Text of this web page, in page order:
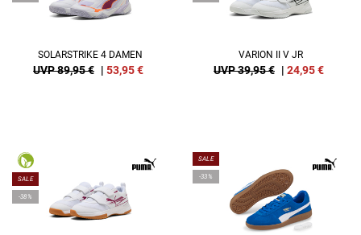
SOLARSTRIKE 4 DAMEN
UVP 89,95 € | 53,95€
VARION II V JR
UVP 39,95 € | 24,95€
SALE
-38%
SALE
-33%